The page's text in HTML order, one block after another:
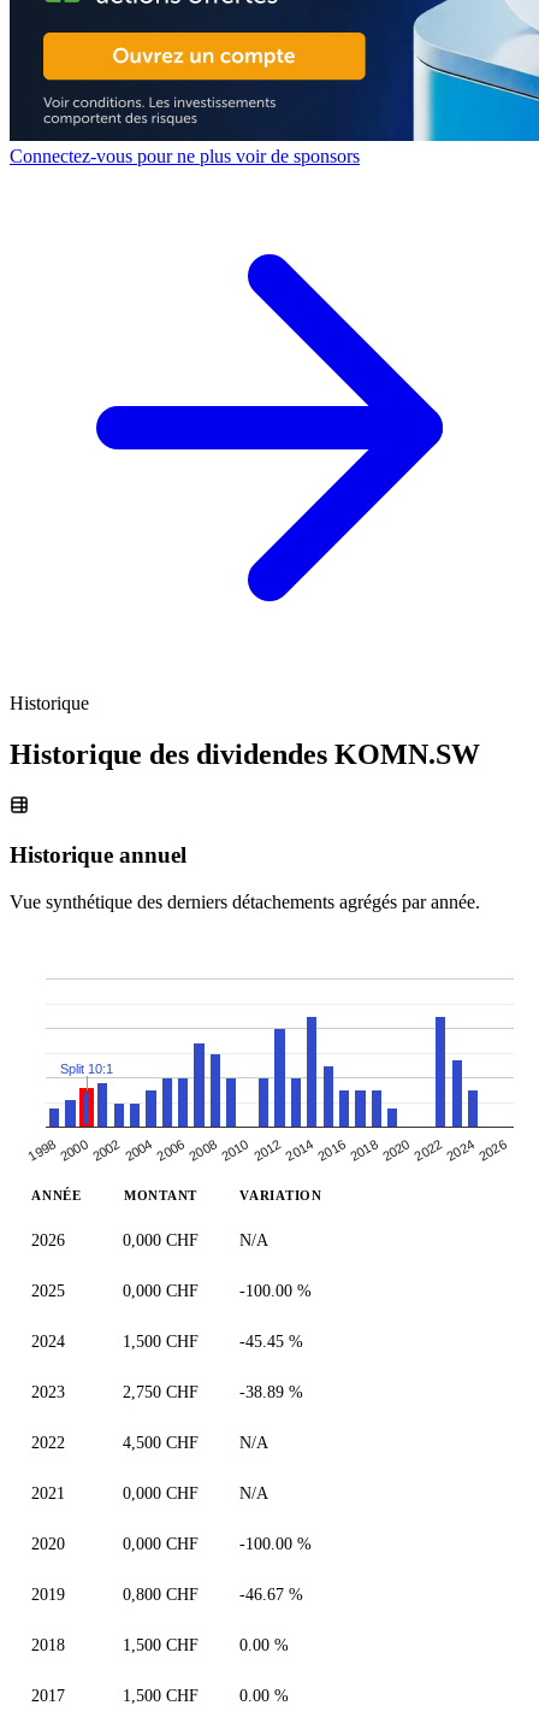
Connectez-vous pour ne plus voir de sponsors
Historique
Historique des dividendes KOMN.SW
Historique annuel
Vue synthétique des derniers détachements agrégés par année.
1998200020022004200620082010 20122014201620182020202220242026
Split 10:1
ANNÉE MONTANT VARIATION
2026 0,000 CHF N/A
2025 0,000 CHF -100.00 %
2024 1,500 CHF -45.45 %
2023 2,750 CHF -38.89 %
2022 4,500 CHF N/A
2021 0,000 CHF N/A
2020 0,000 CHF -100.00 %
2019 0,800 CHF -46.67 %
2018 1,500 CHF 0.00 %
2017 1,500 CHF 0.00 %